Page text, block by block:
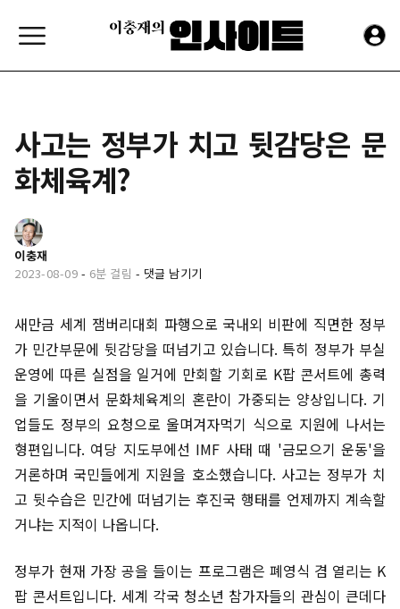
사고는 정부가 치고 뒷감당은 문
화체육계?
이충재
2023-08-09 - 6분 걸림 - 댓글 남기기
새만금 세계 잼버리대회 파행으로 국내외 비판에 직면한 정부
가 민간부문에 뒷감당을 떠넘기고 있습니다. 특히 정부가 부실
운영에 따른 실점을 일거에 만회할 기회로 K팝 콘서트에 총력
을 기울이면서 문화체육계의 혼란이 가중되는 양상입니다. 기
업들도 정부의 요청으로 울며겨자먹기 식으로 지원에 나서는
형편입니다. 여당 지도부에선 IMF 사태 때 '금모으기 운동'을
거론하며 국민들에게 지원을 호소했습니다. 사고는 정부가 치
고 뒷수습은 민간에 떠넘기는 후진국 행태를 언제까지 계속할
거냐는 지적이 나옵니다.
정부가 현재 가장 공을 들이는 프로그램은 폐영식 겸 열리는 K
팝 콘서트입니다. 세계 각국 청소년 참가자들의 관심이 큰데다